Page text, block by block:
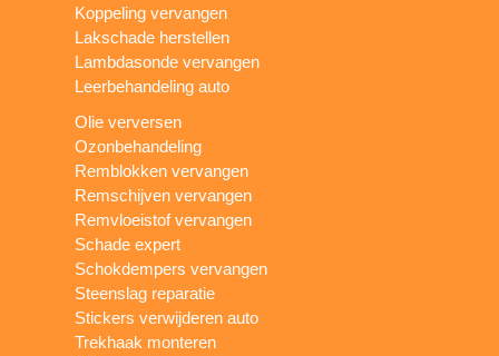
Koppeling vervangen
Lakschade herstellen
Lambdasonde vervangen
Leerbehandeling auto
Olie verversen
Ozonbehandeling
Remblokken vervangen
Remschijven vervangen
Remvloeistof vervangen
Schade expert
Schokdempers vervangen
Steenslag reparatie
Stickers verwijderen auto
Trekhaak monteren